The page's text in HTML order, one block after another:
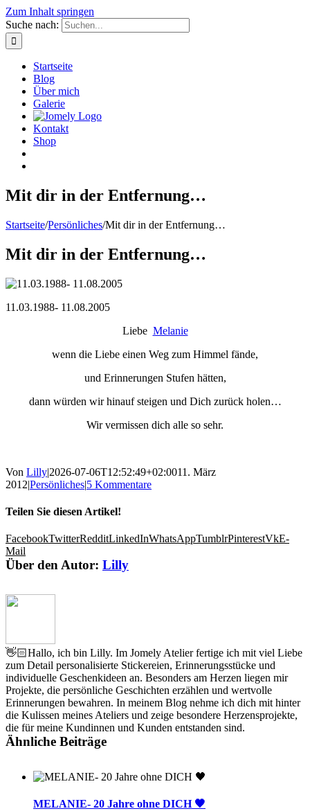
Zum Inhalt springen
Suche nach:
Startseite
Blog
Über mich
Galerie
Kontakt
Shop
Mit dir in der Entfernung…
Startseite/Persönliches/Mit dir in der Entfernung…
Mit dir in der Entfernung…
11.03.1988- 11.08.2005
Liebe Melanie
wenn die Liebe einen Weg zum Himmel fände,
und Erinnerungen Stufen hätten,
dann würden wir hinauf steigen und Dich zurück holen…
Wir vermissen dich alle so sehr.
Von Lilly|2026-07-06T12:52:49+02:0011. März
2012|Persönliches|5 Kommentare
Teilen Sie diesen Artikel!
FacebookTwitterRedditLinkedInWhatsAppTumblrPinterestVkE-
Mail
Über den Autor: Lilly
👋🏻Hallo, ich bin Lilly. Im Jomely Atelier fertige ich mit viel Liebe
zum Detail personalisierte Stickereien, Erinnerungsstücke und
individuelle Geschenkideen an. Besonders am Herzen liegen mir
Projekte, die persönliche Geschichten erzählen und wertvolle
Erinnerungen bewahren. In meinem Blog nehme ich dich mit hinter
die Kulissen meines Ateliers und zeige besondere Herzensprojekte,
die für meine Kundinnen und Kunden entstanden sind.
Ähnliche Beiträge
MELANIE- 20 Jahre ohne DICH 🖤